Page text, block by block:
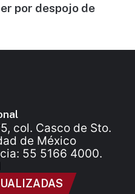
por despojo de
col. Casco de Sto.
de México
55 5166 4000.